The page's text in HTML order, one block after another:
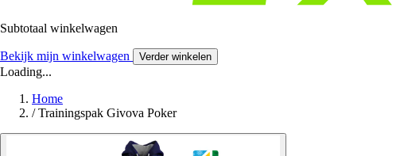
Subtotaal winkelwagen
Bekijk mijn winkelwagen Verder winkelen
Loading...
Home
/ Trainingspak Givova Poker